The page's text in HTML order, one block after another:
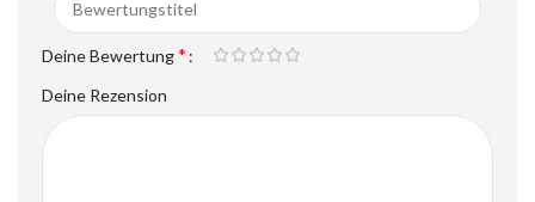
Deine Bewertung*
Deine Rezension